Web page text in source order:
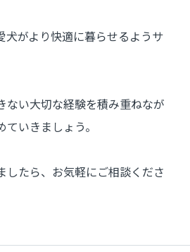
犬がより快適に暮らせるようサ
ない大切な経験を積み重ねなが
いきましょう。
したら、お気軽にご相談くださ